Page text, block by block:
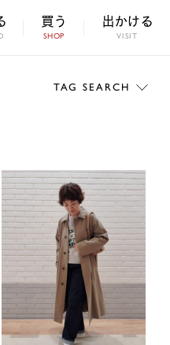
買う
SHOP
出かける
VISIT
TAG SEARCH